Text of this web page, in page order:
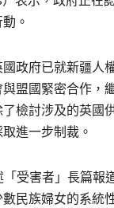
。
政府已就新疆人
盟國緊密合作，
檢討涉及的英國
進一步制裁。
受害者」長篇報
民族婦女的系統